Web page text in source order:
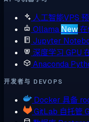
人工智能VPS
Ollama New
Jupyter
深度学习 GPU
Anaconda
开发者与 DEVOPS
Docker 具备
GitLab 自托管